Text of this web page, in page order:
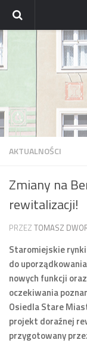
Strona główna
Archiwum
Archiwum bloga
Osiedle
Mapa osiedla
Dzielnicowi
Urzędy
ZDM – awarie
Rada
Radni
Zarząd
Prezydium
Komisje i
AKTUALNOŚCI
Zmiany na
rewitalizacji!
PRZEZ TOMASZ
Staromiejskie
do
nowych funkcji
oczekiwania
Osiedla Stare
projekt doraźnej
przygotowany